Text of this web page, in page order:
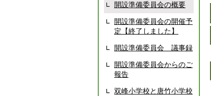
開設準備委員会の概要
開設準備委員会の開催予
定【終了しました】
開設準備委員会 議事録
開設準備委員会からのご
報告
双峰小学校と唐竹小学校